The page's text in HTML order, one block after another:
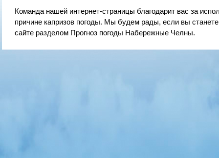
Команда нашей интернет-страницы благодарит вас за
причине капризов погоды. Мы будем рады, если вы
сайте разделом Прогноз погоды Набережные Челны.